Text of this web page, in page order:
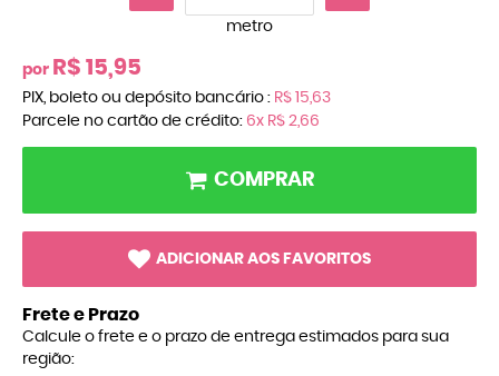
metro
por R$ 15,95
PIX, boleto ou depósito bancário : R$ 15,63
Parcele no cartão de crédito: 6x R$ 2,66
COMPRAR
ADICIONAR AOS FAVORITOS
Frete e Prazo
Calcule o frete e o prazo de entrega estimados para sua
região: